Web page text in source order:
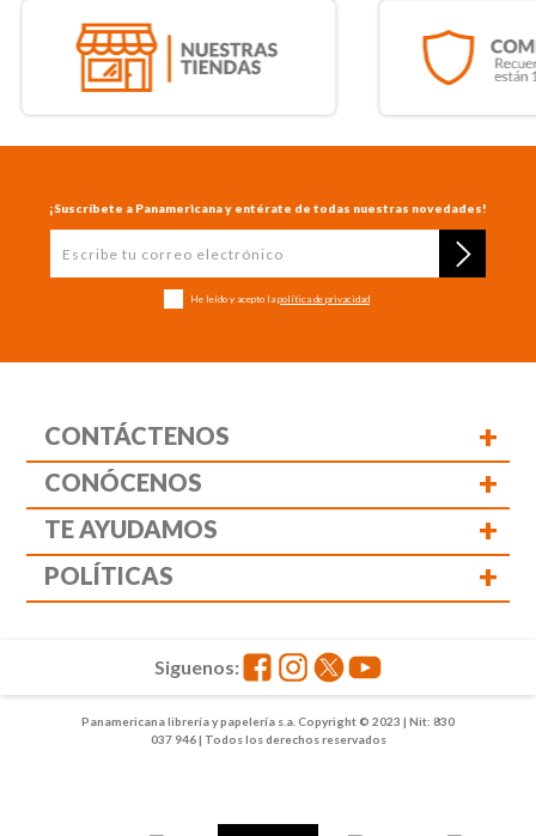
¡Suscríbete a Panamericana y entérate de todas nuestras novedades!
He leído y acepto la política de privacidad
CONTÁCTENOS +
CONÓCENOS +
TE AYUDAMOS +
POLÍTICAS +
Panamericana librería y papelería s.a. Copyright © 2023 | Nit: 830
037 946 | Todos los derechos reservados
Siguenos: